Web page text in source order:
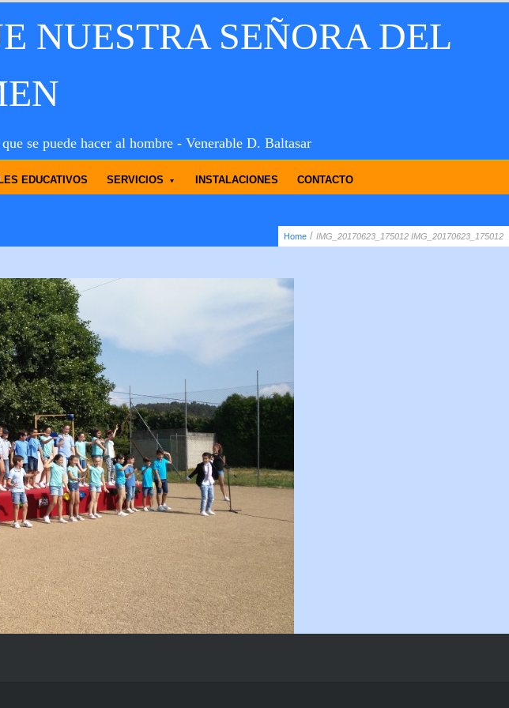
NUESTRA SEÑORA DEL
se puede hacer al hombre - Venerable D. Baltasar
EDUCATIVOS SERVICIOS INSTALACIONES CONTACTO
Home / IMG_20170623_175012 IMG_20170623_175012